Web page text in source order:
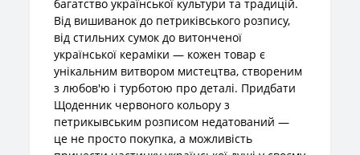
багатство української культури та традицій.
Від вишиванок до петриківського розпису,
від стильних сумок до витонченої
української кераміки — кожен товар є
унікальним витвором мистецтва, створеним
з любов'ю і турботою про деталі. Придбати
Щоденник червоного кольору з
петрикывським розписом недатований —
це не просто покупка, а можливість